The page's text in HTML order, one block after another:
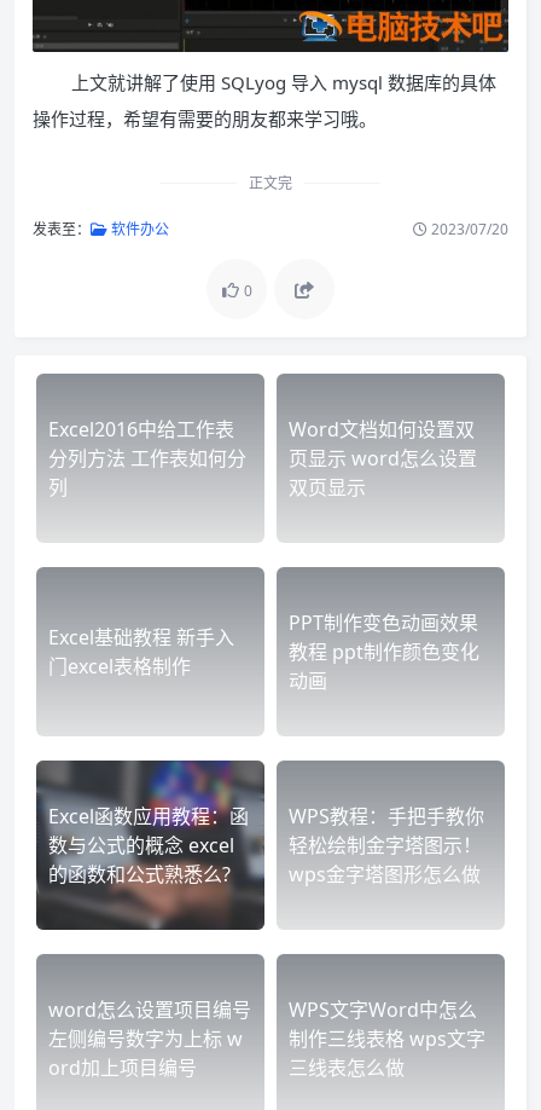
上文就讲解了使用 SQLyog 导入 mysql 数据库的具体
操作过程，希望有需要的朋友都来学习哦。
正文完
发表至： 软件办公 2023/07/20
0
Excel2016中给工作表
分列方法 工作表如何分
列
Word文档如何设置双
页显示 word怎么设置
双页显示
Excel基础教程 新手入
门excel表格制作
PPT制作变色动画效果
教程 ppt制作颜色变化
动画
Excel函数应用教程：函
数与公式的概念 excel
的函数和公式熟悉么?
WPS教程：手把手教你
轻松绘制金字塔图示！
wps金字塔图形怎么做
word怎么设置项目编号
左侧编号数字为上标 w
ord加上项目编号
WPS文字Word中怎么
制作三线表格 wps文字
三线表怎么做